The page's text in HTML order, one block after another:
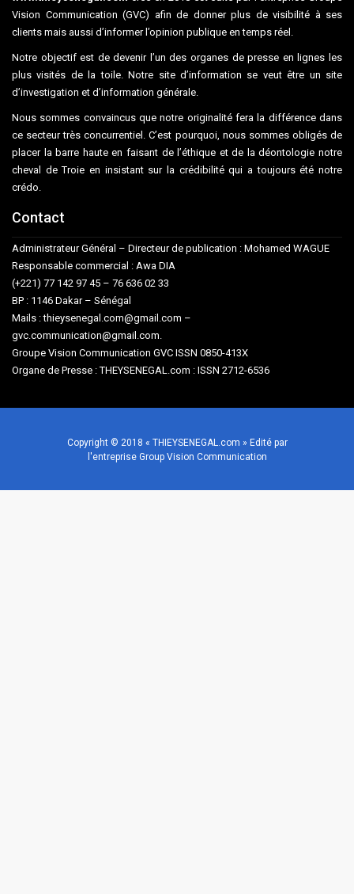
Vision Communication (GVC) afin de donner plus de visibilité à ses
clients mais aussi d’informer l’opinion publique en temps réel.
Notre objectif est de devenir l’un des organes de presse en lignes les
plus visités de la toile. Notre site d’information se veut être un site
d’investigation et d’information générale.
Nous sommes convaincus que notre originalité fera la différence dans
ce secteur très concurrentiel. C’est pourquoi, nous sommes obligés de
placer la barre haute en faisant de l’éthique et de la déontologie notre
cheval de Troie en insistant sur la crédibilité qui a toujours été notre
crédo.
Contact
Administrateur Général – Directeur de publication : Mohamed WAGUE
Responsable commercial : Awa DIA
(+221) 77 142 97 45 – 76 636 02 33
BP : 1146 Dakar – Sénégal
Mails : thieysenegal.com@gmail.com –
gvc.communication@gmail.com.
Groupe Vision Communication GVC ISSN 0850-413X
Organe de Presse : THEYSENEGAL.com : ISSN 2712-6536
Copyright © 2018 « THIEYSENEGAL.com » Edité par
l'entreprise Group Vision Communication